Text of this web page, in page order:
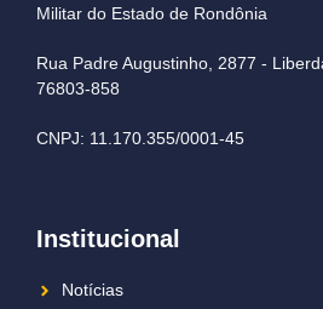
Militar do Estado de Rondônia
Rua Padre Augustinho, 2877 -
76803-858
CNPJ: 11.170.355/0001-45
Institucional
Notícias